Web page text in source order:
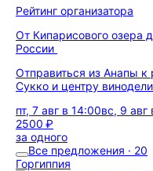
Рейтинг организатора
От Кипарисового озера
России
Отправиться из Анапы
Сукко и центру
пт, 7 авг в 14:00вс, 9 авг
2500 ₽
за одного
Все предложения · 20
Горгиппия